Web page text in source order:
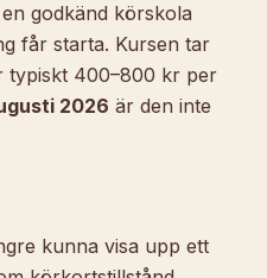
godkänd körskola
får starta. Kursen tar
typiskt 400–800 kr per
2026 är den inte
kunna visa upp ett